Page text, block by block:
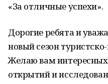
«За отличные успехи».
Дорогие ребята и
новый сезон
Желаю вам
открытий и